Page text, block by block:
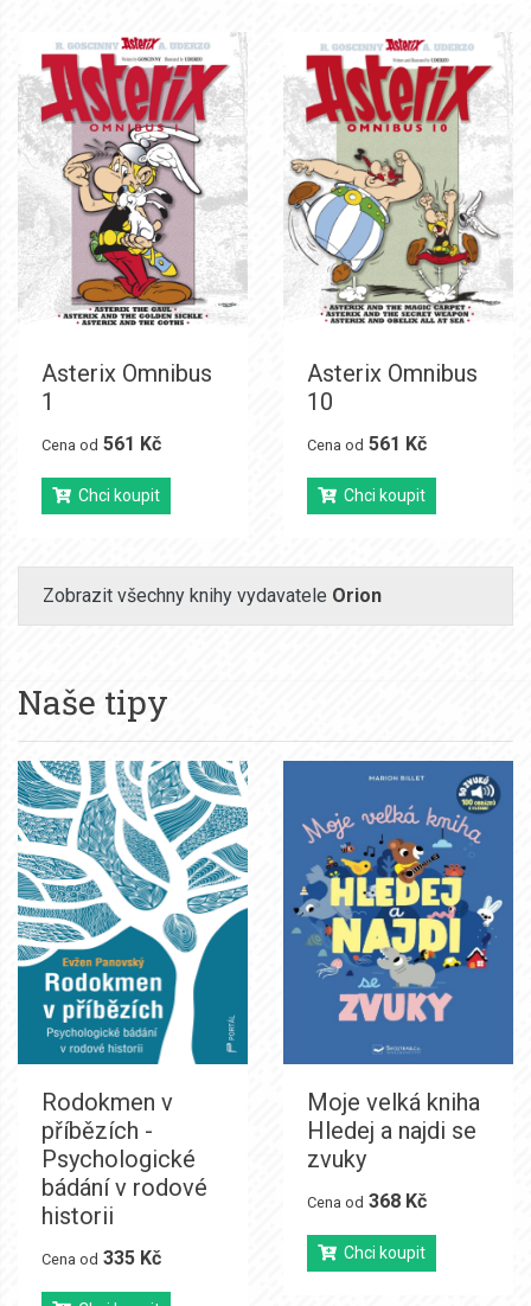
Asterix Omnibus
1
Cena od 561 Kč
Chci koupit
Asterix Omnibus
10
Cena od 561 Kč
Chci koupit
Zobrazit všechny knihy vydavatele Orion
Naše tipy
Rodokmen v
příbězích -
Psychologické
bádání v rodové
historii
Cena od 335 Kč
Moje velká kniha
Hledej a najdi se
zvuky
Cena od 368 Kč
Chci koupit